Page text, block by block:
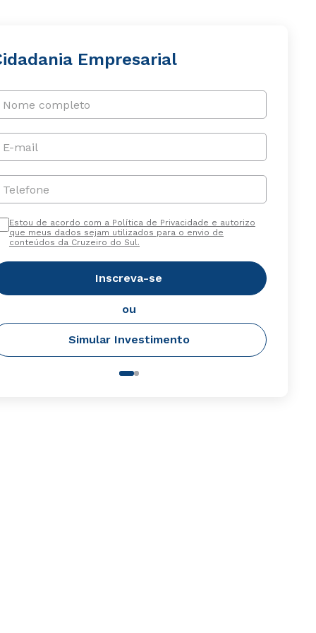
Empresarial
Nome completo
E-mail
Telefone
Estou de acordo com a Política de Privacidade e autorizo
que meus dados sejam utilizados para o envio de
conteúdos da Cruzeiro do Sul.
Inscreva-se
ou
Simular Investimento